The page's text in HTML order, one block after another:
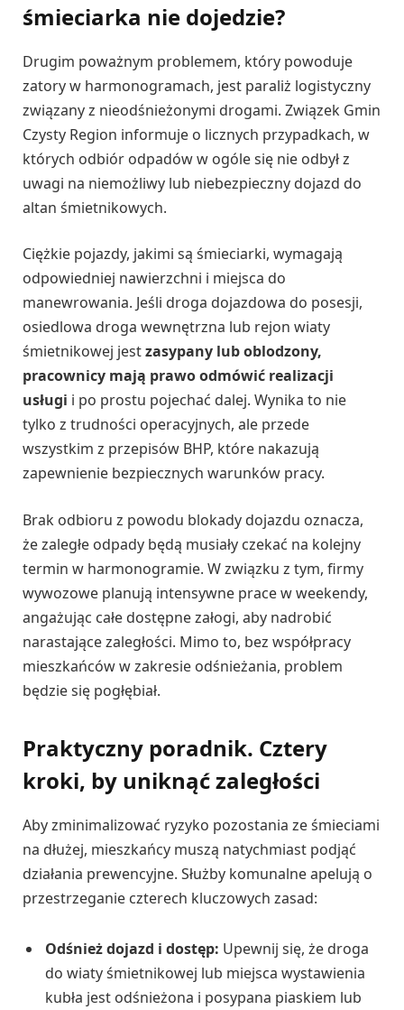
śmieciarka nie dojedzie?
Drugim poważnym problemem, który powoduje
zatory w harmonogramach, jest paraliż logistyczny
związany z nieodśnieżonymi drogami. Związek Gmin
Czysty Region informuje o licznych przypadkach, w
których odbiór odpadów w ogóle się nie odbył z
uwagi na niemożliwy lub niebezpieczny dojazd do
altan śmietnikowych.
Ciężkie pojazdy, jakimi są śmieciarki, wymagają
odpowiedniej nawierzchni i miejsca do
manewrowania. Jeśli droga dojazdowa do posesji,
osiedlowa droga wewnętrzna lub rejon wiaty
śmietnikowej jestzasypany lub oblodzony,
pracownicy mają prawo odmówić realizacji
usługi i po prostu pojechać dalej. Wynika to nie
tylko z trudności operacyjnych, ale przede
wszystkim z przepisów BHP, które nakazują
zapewnienie bezpiecznych warunków pracy.
Brak odbioru z powodu blokady dojazdu oznacza,
że zaległe odpady będą musiały czekać na kolejny
termin w harmonogramie. W związku z tym, firmy
wywozowe planują intensywne prace w weekendy,
angażując całe dostępne załogi, aby nadrobić
narastające zaległości. Mimo to, bez współpracy
mieszkańców w zakresie odśnieżania, problem
będzie się pogłębiał.
Praktyczny poradnik. Cztery
kroki, by uniknąć zaległości
Aby zminimalizować ryzyko pozostania ze śmieciami
na dłużej, mieszkańcy muszą natychmiast podjąć
działania prewencyjne. Służby komunalne apelują o
przestrzeganie czterech kluczowych zasad:
Odśnież dojazd i dostęp: Upewnij się, że droga
do wiaty śmietnikowej lub miejsca wystawienia
kubła jest odśnieżona i posypana piaskiem lub